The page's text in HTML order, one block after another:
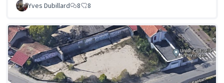
Yves Dubillard
8 8